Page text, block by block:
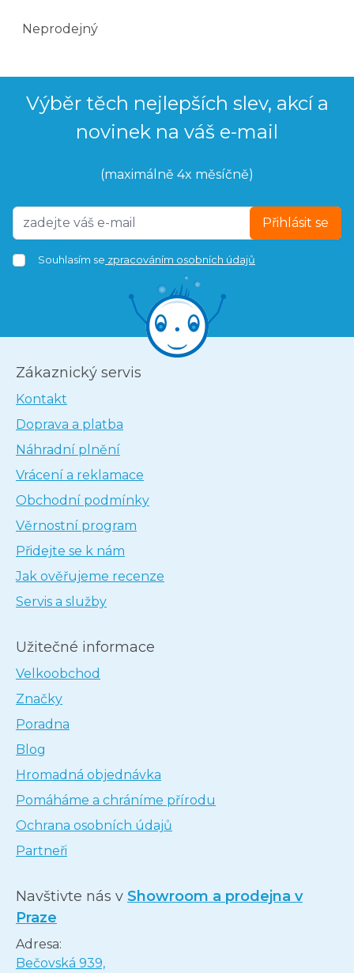
Neprodejný
Výběr těch nejlepších slev, akcí a
novinek na váš e-mail
(maximálně 4x měsíčně)
Přihlásit se
Souhlasím se zpracováním osobních údajů
Zákaznický servis
Kontakt
Doprava a platba
Náhradní plnění
Vrácení a reklamace
Obchodní podmínky
Věrnostní program
Přidejte se k nám
Jak ověřujeme recenze
Servis a služby
Užitečné informace
Velkoobchod
Značky
Poradna
Blog
Hromadná objednávka
Pomáháme a chráníme přírodu
Ochrana osobních údajů
Partneři
Navštivte nás v Showroom a prodejna v
Praze
Adresa:
Bečovská 939,